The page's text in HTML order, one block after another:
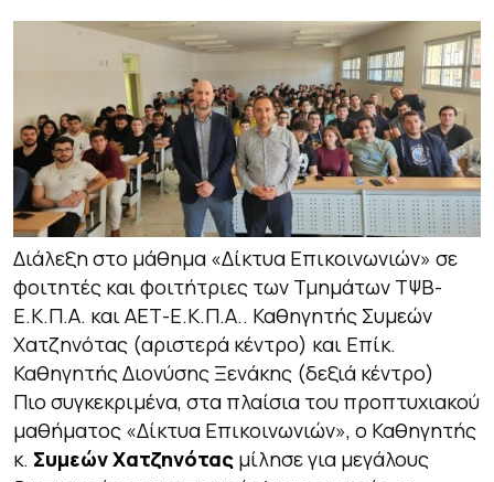
Διάλεξη στο μάθημα «Δίκτυα Επικοινωνιών» σε
φοιτητές και φοιτήτριες των Τμημάτων ΤΨΒ-
Ε.Κ.Π.Α. και ΑΕΤ-Ε.Κ.Π.Α.. Καθηγητής Συμεών
Χατζηνότας (αριστερά κέντρο) και Επίκ.
Καθηγητής Διονύσης Ξενάκης (δεξιά κέντρο)
Πιο συγκεκριμένα, στα πλαίσια του προπτυχιακού
μαθήματος «Δίκτυα Επικοινωνιών», ο Καθηγητής
κ. Συμεών Χατζηνότας μίλησε για μεγάλους